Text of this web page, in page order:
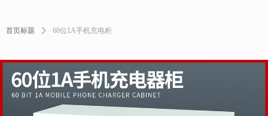
首页标题 ꄲ 60位1A手机充电柜